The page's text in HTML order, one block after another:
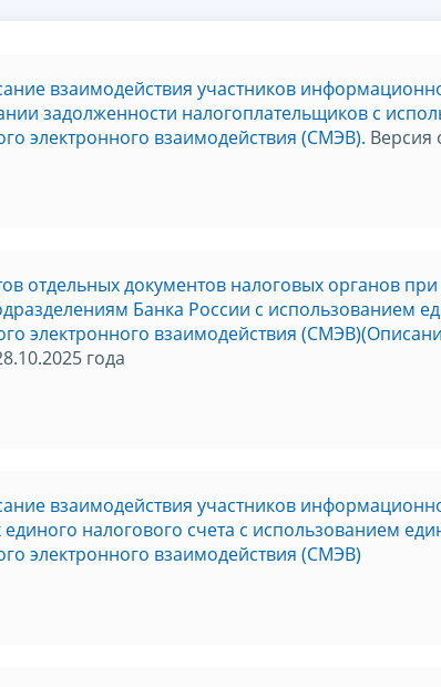
взаимодействия участников
задолженности налогоплательщиков с
электронного взаимодействия (СМЭВ). Версия
отдельных документов налоговых органов
Банка России с использованием
электронного взаимодействия
года
взаимодействия участников
налогового счета с использованием
электронного взаимодействия (СМЭВ)